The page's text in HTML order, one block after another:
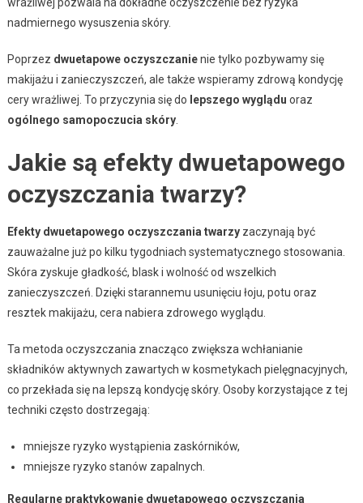
nadmiernego wysuszenia skóry.
Poprzez dwuetapowe oczyszczanienie tylko pozbywamy się
makijażu i zanieczyszczeń, ale także wspieramy zdrową kondycję
cery wrażliwej. To przyczynia się do lepszego wyglądu oraz
ogólnego samopoczucia skóry.
Jakie są efekty dwuetapowego
oczyszczania twarzy?
Efekty dwuetapowego oczyszczania twarzyzaczynają być
zauważalne już po kilku tygodniach systematycznego stosowania.
Skóra zyskuje gładkość, blask i wolność od wszelkich
zanieczyszczeń. Dzięki starannemu usunięciu łoju, potu oraz
resztek makijażu, cera nabiera zdrowego wyglądu.
Ta metoda oczyszczania znacząco zwiększa wchłanianie
składników aktywnych zawartych w kosmetykach pielęgnacyjnych,
co przekłada się na lepszą kondycję skóry. Osoby korzystające z tej
techniki często dostrzegają:
mniejsze ryzyko wystąpienia zaskórników,
mniejsze ryzyko stanów zapalnych.
Regularne praktykowanie dwuetapowego oczyszczania